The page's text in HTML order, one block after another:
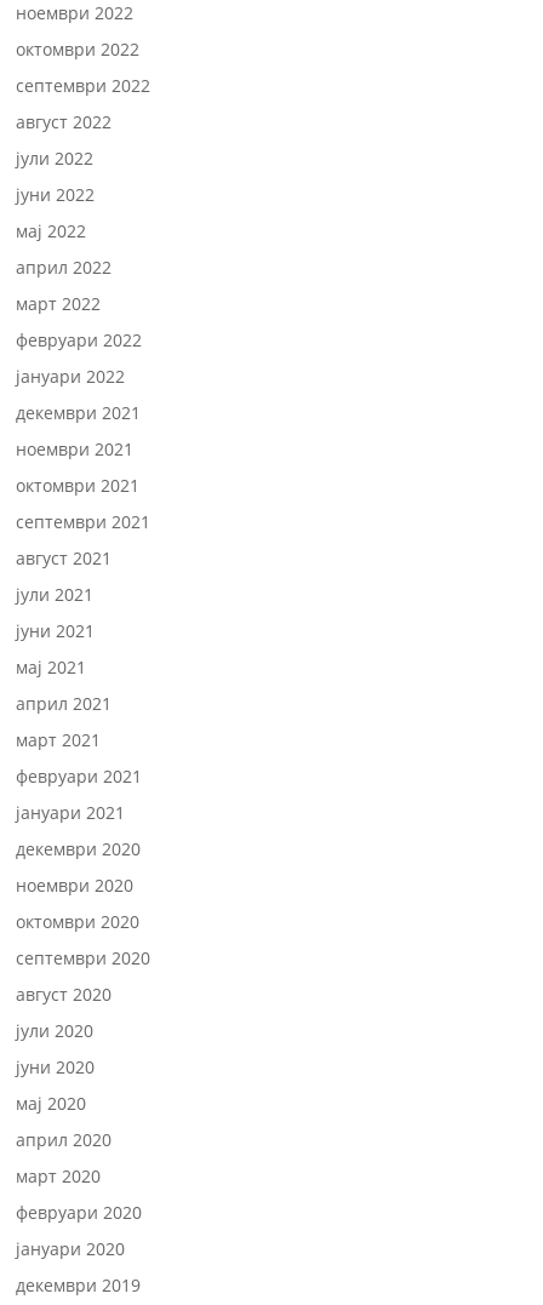
ноември 2022
октомври 2022
септември 2022
август 2022
јули 2022
јуни 2022
мај 2022
април 2022
март 2022
февруари 2022
јануари 2022
декември 2021
ноември 2021
октомври 2021
септември 2021
август 2021
јули 2021
јуни 2021
мај 2021
април 2021
март 2021
февруари 2021
јануари 2021
декември 2020
ноември 2020
октомври 2020
септември 2020
август 2020
јули 2020
јуни 2020
мај 2020
април 2020
март 2020
февруари 2020
јануари 2020
декември 2019